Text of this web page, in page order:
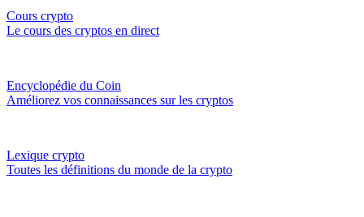
Cours crypto
Le cours des cryptos en direct
Encyclopédie du Coin
Améliorez vos connaissances sur les cryptos
Lexique crypto
Toutes les définitions du monde de la crypto